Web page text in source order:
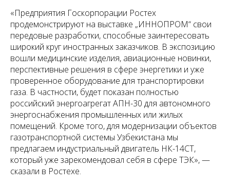
«Предприятия Госкорпорации Ростех
продемонстрируют на выставке „ИННОПРОМ“ свои
передовые разработки, способные заинтересовать
широкий круг иностранных заказчиков. В экспозицию
вошли медицинские изделия, авиационные новинки,
перспективные решения в сфере энергетики и уже
проверенное оборудование для транспортировки
газа. В частности, будет показан полностью
российский энергоагрегат АПН-30 для автономного
энергоснабжения промышленных или жилых
помещений. Кроме того, для модернизации объектов
газотранспортной системы Узбекистана мы
предлагаем индустриальный двигатель НК-14СТ,
который уже зарекомендовал себя в сфере ТЭК», —
сказали в Ростехе.